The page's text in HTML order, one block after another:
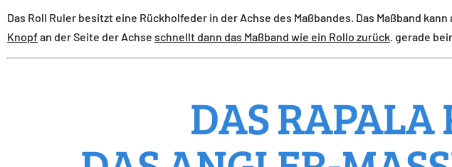
Das Roll Ruler besitzt eine Rückholfeder in der Achse des Maßbandes. Das Maßband
Knopfan der Seite der Achse schnellt dann das Maßband wie ein Rollo zurück . gerade
DAS RAPALA